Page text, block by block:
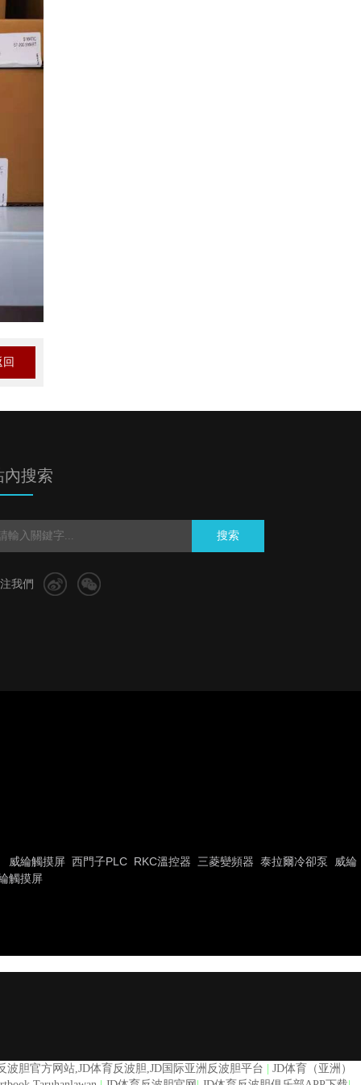
回
內搜索
搜索
我們
威綸觸摸屏 西門子PLC RKC溫控器 三菱變頻器 泰拉爾冷卻泵 威綸
觸摸屏
波胆官方网站,JD体育反波胆,JD国际亚洲反波胆平台
JD体育（亚洲）